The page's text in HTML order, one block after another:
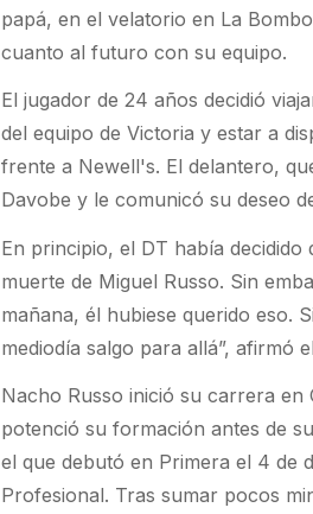
papá, en el velatorio en La
cuanto al futuro con su equipo.
El jugador de 24 años decidió
del equipo de Victoria y estar a
frente a Newell's. El delantero,
Davobe y le comunicó su deseo
En principio, el DT había
muerte de Miguel Russo. Sin
mañana, él hubiese querido eso.
mediodía salgo para allá”, afirmó
Nacho Russo inició su carrera en
potenció su formación antes de
el que debutó en Primera el 4 de
Profesional. Tras sumar pocos